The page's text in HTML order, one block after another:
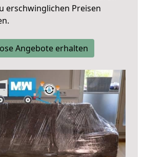
erschwinglichen Preisen
Angebote erhalten